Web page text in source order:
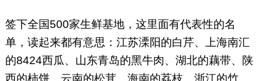
签下全国500家生鲜基地，这里面有代表性的名
单，读起来都有意思：江苏溧阳的白芹、上海南汇
的8424西瓜、山东青岛的黑牛肉、湖北的藕带、陕
西的柿饼、云南的松茸、海南的荔枝、浙江的竹